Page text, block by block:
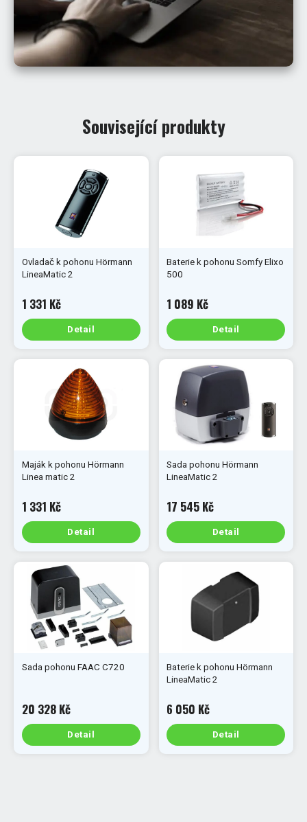
Související produkty
Ovladač k pohonu Hörmann
LineaMatic 2
1 331 Kč
Detail
Baterie k pohonu Somfy Elixo
500
1 089 Kč
Detail
Maják k pohonu Hörmann
Linea matic 2
1 331 Kč
Detail
Sada pohonu Hörmann
LineaMatic 2
17 545 Kč
Detail
Sada pohonu FAAC C720
20 328 Kč
Detail
Baterie k pohonu Hörmann
LineaMatic 2
6 050 Kč
Detail